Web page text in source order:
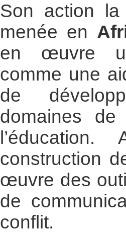
Son action
menée en
en œuvre
comme une
de
domaines de
construction
œuvre des
de
conflit.